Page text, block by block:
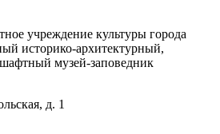
учреждение культуры города
историко-архитектурный,
музей-заповедник
д. 1